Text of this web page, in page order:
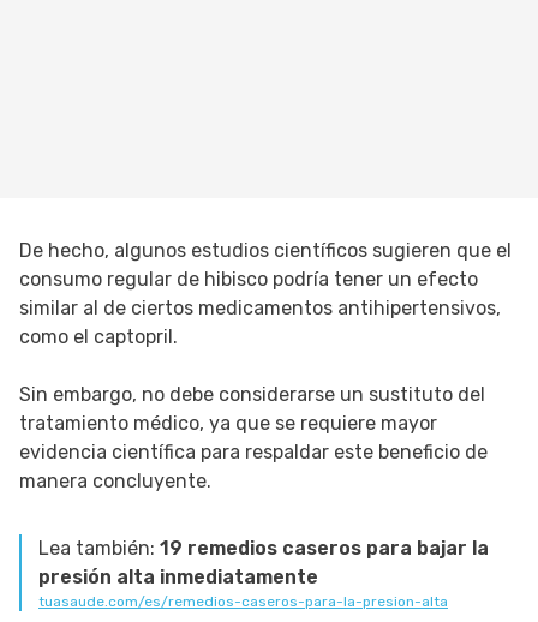
De hecho, algunos estudios científicos sugieren que el
consumo regular de hibisco podría tener un efecto
similar al de ciertos medicamentos antihipertensivos,
como el captopril.
Sin embargo, no debe considerarse un sustituto del
tratamiento médico, ya que se requiere mayor
evidencia científica para respaldar este beneficio de
manera concluyente.
Lea también: 19 remedios caseros para bajar la
presión alta inmediatamente
tuasaude.com/es/remedios-caseros-para-la-presion-alta